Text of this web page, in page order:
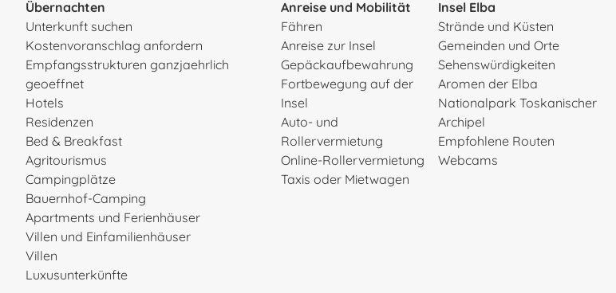
Übernachten
Unterkunft suchen
Kostenvoranschlag anfordern
Empfangsstrukturen ganzjaehrlich
geoeffnet
Hotels
Residenzen
Bed & Breakfast
Agritourismus
Campingplätze
Bauernhof-Camping
Apartments und Ferienhäuser
Villen und Einfamilienhäuser
Villen
Luxusunterkünfte
Anreise und Mobilität
Fähren
Anreise zur Insel
Gepäckaufbewahrung
Fortbewegung auf der
Insel
Auto- und
Rollervermietung
Online-Rollervermietung
Taxis oder Mietwagen
Insel Elba
Strände und Küsten
Gemeinden und Orte
Sehenswürdigkeiten
Aromen der Elba
Nationalpark Toskanischer
Archipel
Empfohlene Routen
Webcams